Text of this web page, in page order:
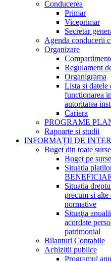
Conducerea
Primar
Viceprimar
Secretar
Agenda conducerii
Organizare
Regulament
Organigrama
Lista si datele
functionarea
autoritatea
Cariera
PROGRAME
Rapoarte si studii
INFORMAȚII DE
Buget din toate
Buget pe
Situatia
Situatia
precum si alte
normative
Situaţia
acordate
patrimonial
Bilanturi Contabile
Achizitii publice
Programul